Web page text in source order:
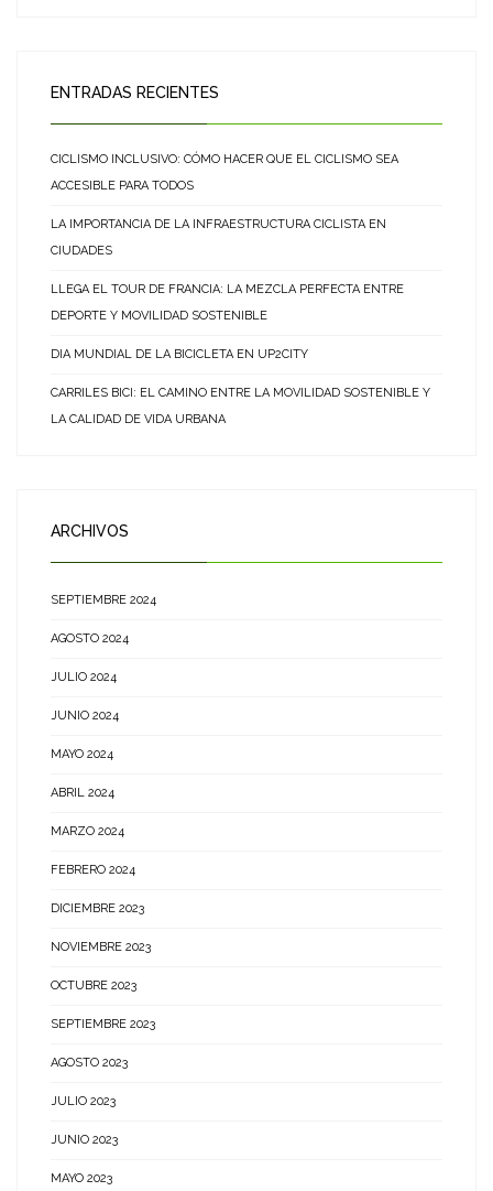
ENTRADAS RECIENTES
CICLISMO INCLUSIVO: CÓMO HACER QUE EL CICLISMO SEA
ACCESIBLE PARA TODOS
LA IMPORTANCIA DE LA INFRAESTRUCTURA CICLISTA EN
CIUDADES
LLEGA EL TOUR DE FRANCIA: LA MEZCLA PERFECTA ENTRE
DEPORTE Y MOVILIDAD SOSTENIBLE
DIA MUNDIAL DE LA BICICLETA EN UP2CITY
CARRILES BICI: EL CAMINO ENTRE LA MOVILIDAD SOSTENIBLE Y
LA CALIDAD DE VIDA URBANA
ARCHIVOS
SEPTIEMBRE 2024
AGOSTO 2024
JULIO 2024
JUNIO 2024
MAYO 2024
ABRIL 2024
MARZO 2024
FEBRERO 2024
DICIEMBRE 2023
NOVIEMBRE 2023
OCTUBRE 2023
SEPTIEMBRE 2023
AGOSTO 2023
JULIO 2023
JUNIO 2023
MAYO 2023